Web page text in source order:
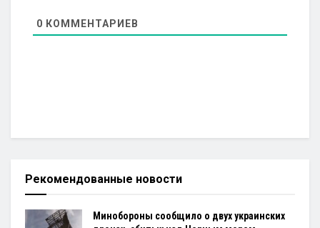
0 КОММЕНТАРИЕВ
Рекомендованные новости
Минобороны сообщило о двух украинских